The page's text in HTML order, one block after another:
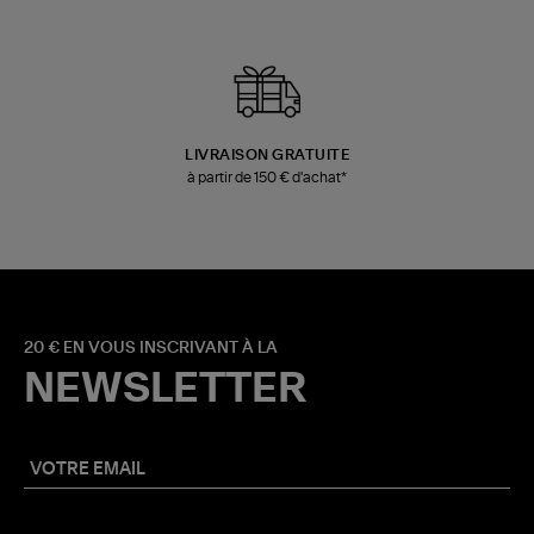
LIVRAISON GRATUITE
à partir de 150 € d'achat*
20 € EN VOUS INSCRIVANT À LA
NEWSLETTER